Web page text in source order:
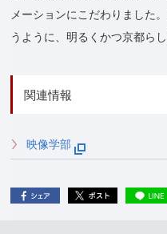
メーションにこだわりました
うように、明るくかつ京都ら
関連情報
映像学部